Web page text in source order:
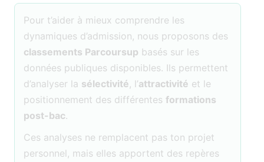
Pour t’aider à mieux comprendre les
dynamiques d’admission, nous proposons des
classements Parcoursup basés sur les
données publiques disponibles. Ils permettent
d’analyser la sélectivité, l’attractivité et le
positionnement des différentes formations
post-bac.
Ces analyses ne remplacent pas ton projet
personnel, mais elles apportent des repères